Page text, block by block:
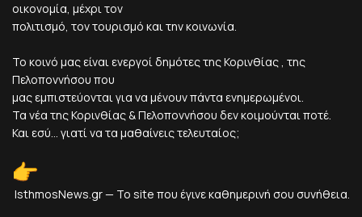
οικονομία, μέχρι τον
πολιτισμό, τον τουρισμό και την κοινωνία.
Το κοινό μας είναι ενεργοί δημότες της Κορινθίας , της
Πελοποννήσου που
μας εμπιστεύονται για να μένουν πάντα ενημερωμένοι.
Τα νέα της Κορινθίας & Πελοποννήσου δεν κοιμούνται ποτέ.
Και εσύ... γιατί να τα μαθαίνεις τελευταίος;
IsthmosNews.gr — Το site που έγινε καθημερινή σου συνήθεια.